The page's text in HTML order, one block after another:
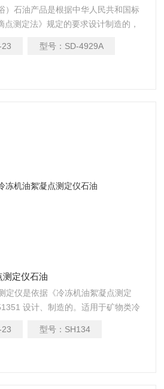
）石油产品是根据中华人民共和国标
测定法》规定的要求设计制造的，
T4929、ISO2176、ASTMD566、
法》测定润滑脂的滴点。润滑脂滴点
型号： SD-4929A
测定仪石油
定仪是依据《冷冻机油絮凝点测定
设计、制造的。适用于矿物类冷
型号： SH134